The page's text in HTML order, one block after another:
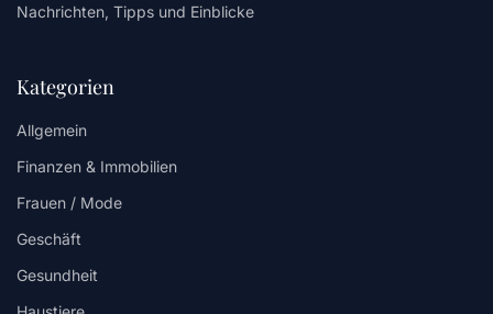
Nachrichten, Tipps und Einblicke
Kategorien
Allgemein
Finanzen & Immobilien
Frauen / Mode
Geschäft
Gesundheit